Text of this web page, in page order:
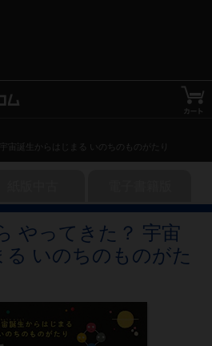
宙誕生からはじまる いのちのものがたり
やってきた？ 宇宙
いのちのものがた